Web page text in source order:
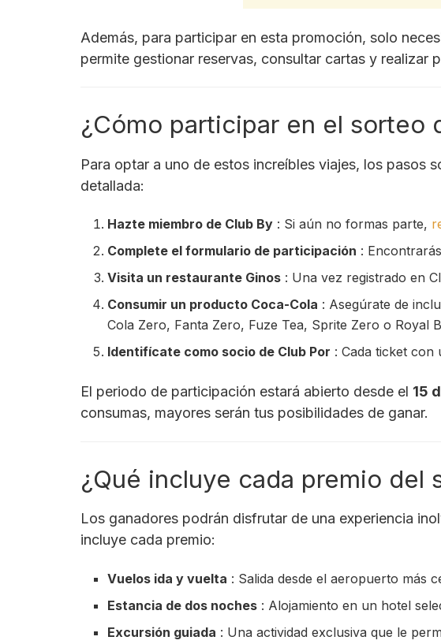
Además, para participar en esta promoción, solo
permite gestionar reservas, consultar cartas y realizar
¿Cómo participar en el sorteo
Para optar a uno de estos increíbles viajes, los pasos
detallada:
Hazte miembro de Club By : Si aún no formas parte,
Complete el formulario de participación :
Visita un restaurante Ginos : Una vez registrado en
Consumir un producto Coca-Cola : Asegúrate de
Cola Zero, Fanta Zero, Fuze Tea, Sprite Zero o Royal
Identifícate como socio de Club Por : Cada ticket
El periodo de participación estará abierto desde el 15
consumas, mayores serán tus posibilidades de ganar.
¿Qué incluye cada premio del
Los ganadores podrán disfrutar de una experiencia
incluye cada premio:
Vuelos ida y vuelta : Salida desde el aeropuerto más
Estancia de dos noches : Alojamiento en un hotel
Excursión guiada : Una actividad exclusiva que le